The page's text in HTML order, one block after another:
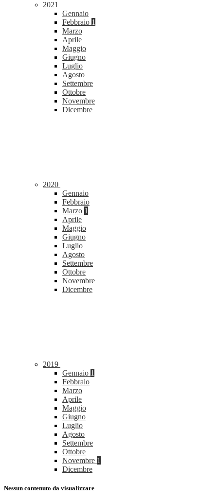
2021
Gennaio
Febbraio 1
Marzo
Aprile
Maggio
Giugno
Luglio
Agosto
Settembre
Ottobre
Novembre
Dicembre
2020
Gennaio
Febbraio
Marzo 1
Aprile
Maggio
Giugno
Luglio
Agosto
Settembre
Ottobre
Novembre
Dicembre
2019
Gennaio 1
Febbraio
Marzo
Aprile
Maggio
Giugno
Luglio
Agosto
Settembre
Ottobre
Novembre 1
Dicembre
Nessun contenuto da visualizzare